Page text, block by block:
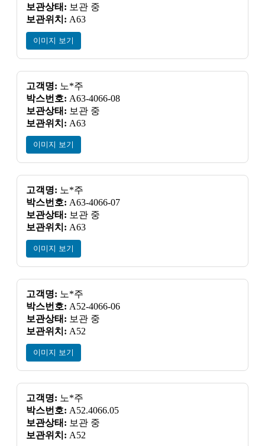
보관상태: 보관 중
보관위치: A63
이미지 보기
고객명: 노*주
박스번호: A63-4066-08
보관상태: 보관 중
보관위치: A63
이미지 보기
고객명: 노*주
박스번호: A63-4066-07
보관상태: 보관 중
보관위치: A63
이미지 보기
고객명: 노*주
박스번호: A52-4066-06
보관상태: 보관 중
보관위치: A52
이미지 보기
고객명: 노*주
박스번호: A52.4066.05
보관상태: 보관 중
보관위치: A52